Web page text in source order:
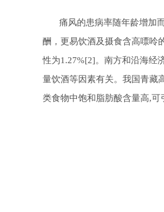
痛风的患病率随年龄增加而
酬，更易饮酒及摄食含高嘌呤
性为1.27%[2]。南方和沿海经
量饮酒等因素有关。我国青藏
类食物中饱和脂肪酸含量高,可